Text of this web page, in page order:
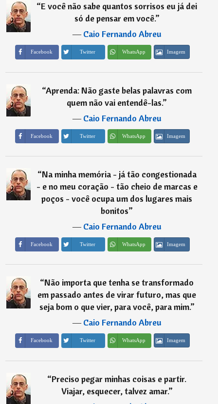
“E você não sabe quantos sorrisos eu já dei
só de pensar em você.”
―Caio Fernando Abreu
Facebook Twitter WhatsApp Imagem
“Aprenda: Não gaste belas palavras com
quem não vai entendê-las.”
―Caio Fernando Abreu
Facebook Twitter WhatsApp Imagem
“Na minha memória - já tão congestionada
- e no meu coração - tão cheio de marcas e
poços - você ocupa um dos lugares mais
bonitos”
―Caio Fernando Abreu
Facebook Twitter WhatsApp Imagem
“Não importa que tenha se transformado
em passado antes de virar futuro, mas que
seja bom o que vier, para você, para mim.”
―Caio Fernando Abreu
Facebook Twitter WhatsApp Imagem
“Preciso pegar minhas coisas e partir.
Viajar, esquecer, talvez amar.”